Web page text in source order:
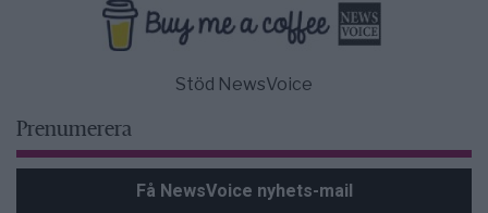
Stöd NewsVoice
Prenumerera
Få NewsVoice nyhets-mail